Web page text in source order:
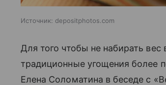
Источник: depositphotos.com
Для того чтобы не набирать
традиционные угощения более
Елена Соломатина в беседе с